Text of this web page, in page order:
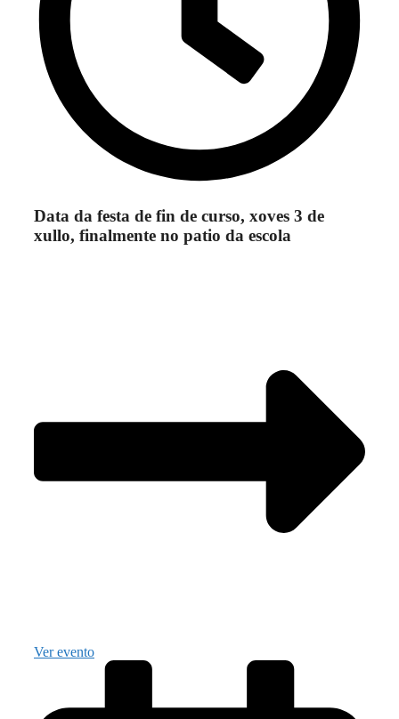
Data da festa de fin de curso, xoves 3 de
xullo, finalmente no patio da escola
Ver evento